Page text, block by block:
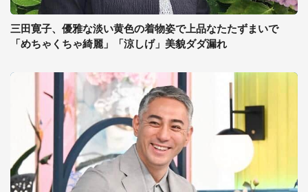
三田寛子、優雅な淡い黄色の着物姿で上品なたたずまいで
「めちゃくちゃ綺麗」「涼しげ」美貌ダダ漏れ